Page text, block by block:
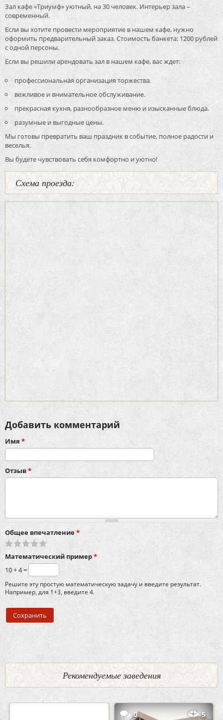
Зал кафе «Триумф» уютный, на 30 человек. Интерьер зала –
современный.
Если вы хотите провести мероприятие в нашем кафе, нужно
оформить предварительный заказ. Стоимость банкета: 1200 рублей
с одной персоны.
Если вы решили арендовать зал в нашем кафе, вас ждет:
профессиональная организация торжества.
вежливое и внимательное обслуживание.
прекрасная кухня, разнообразное меню и изысканные блюда.
разумные и выгодные цены.
Мы готовы превратить ваш праздник в событие, полное радости и
веселья.
Вы будете чувствовать себя комфортно и уютно!
Схема проезда:
Добавить комментарий
Имя *
Отзыв*
Общее впечатление *
Математический пример*
10 + 4 =
Решите эту простую математическую задачу и введите результат.
Например, для 1+3, введите 4.
Рекомендуемые заведения
0 5